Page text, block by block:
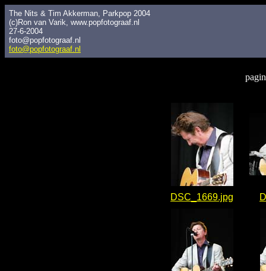
The Nits & Tim Akkerman, Parkpop 2004
(c)Ron van Varik, www.popfotograaf.nl
27-6-2004
foto@popfotograaf.nl
foto@popfotograaf.nl
DSC_1669.jpg